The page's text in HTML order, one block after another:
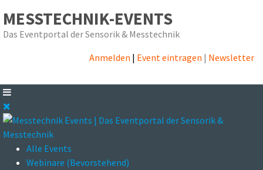
MESSTECHNIK-EVENTS
Das Eventportal der Sensorik & Messtechnik
Anmelden | Event eintragen | Newsletter
Alle Events
Webinare (Bevorstehend)